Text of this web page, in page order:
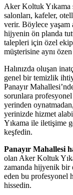
Forum
giriş
yıkama
escort
Aker Koltuk Yıkama
salonları, kafeler,
verir. Böylece yaşam
hijyenin ön planda
talepleri için özel
müşterisine aynı
Halınızda oluşan
genel bir temizlik
Panayır
sorunlara
yerinden
yerinizde hizmet
Yıkama ile iletişime
keşfedin.
Panayır Mahallesi
olan Aker Koltuk
zamanda hijyenik bir
eden bu profesyonel
hissedin.